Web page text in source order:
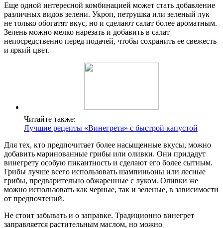
Еще одной интересной комбинацией может стать добавление
различных видов зелени. Укроп, петрушка или зеленый лук
не только обогатят вкус, но и сделают салат более ароматным.
Зелень можно мелко нарезать и добавить в салат
непосредственно перед подачей, чтобы сохранить ее свежесть
и яркий цвет.
Читайте также:
Лучшие рецепты «Винегрета» с быстрой капустой
Для тех, кто предпочитает более насыщенные вкусы, можно
добавить маринованные грибы или оливки. Они придадут
винегрету особую пикантность и сделают его более сытным.
Грибы лучше всего использовать шампиньоны или лесные
грибы, предварительно обжаренные с луком. Оливки же
можно использовать как черные, так и зеленые, в зависимости
от предпочтений.
Не стоит забывать и о заправке. Традиционно винегрет
заправляется растительным маслом, но можно